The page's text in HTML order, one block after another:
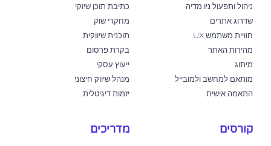
ניהול ותפעול ניו מדיה
שדרוג אתרים
חוויית משתמש UX
מהירות האתר
מיתוג
מותאם למחשב ולמובייל
התאמה אישית
כתיבת תוכן שיוקי
מחקרי שוק
תוכנית שיווקית
בקרת פרסום
ייעוץ עסקי
מנהל שיווק חיצוני
יזמות דיגיטלית
קורסים מדריכים